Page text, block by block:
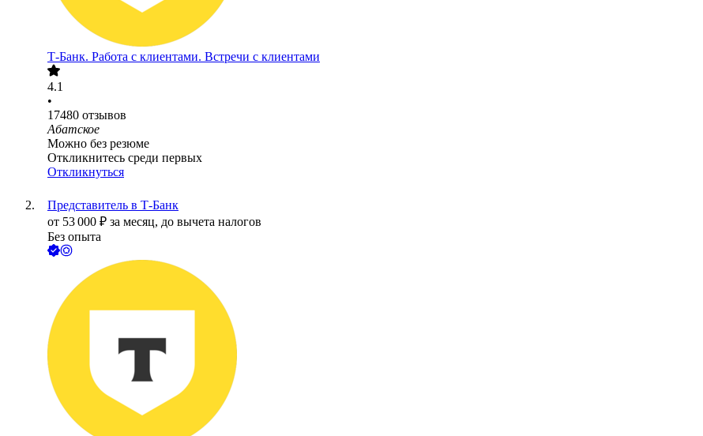
Т-Банк. Работа с клиентами. Встречи с клиентами
4.1
•
17480 отзывов
Абатское
Можно без резюме
Откликнитесь среди первых
Откликнуться
Представитель в Т-Банк
от 53 000 ₽ за месяц, до вычета налогов
Без опыта